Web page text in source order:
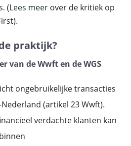
(Lees meer over de kritiek op
praktijk?
van de Wwft en de WGS
ongebruikelijke transacties
(artikel 23 Wwft).
verdachte klanten kan